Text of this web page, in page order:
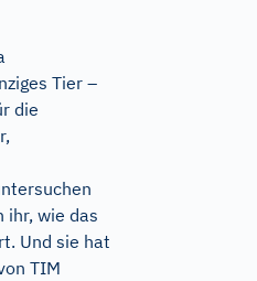
Tier –
die
ihr, wie das
Und sie hat
TIM